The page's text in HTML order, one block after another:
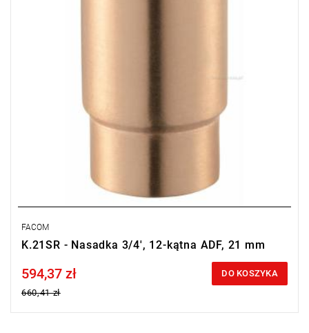
FACOM
K.21SR - Nasadka 3/4', 12-kątna ADF, 21 mm
Price tax included
594,37 zł
660,41 zł
DO KOSZYKA